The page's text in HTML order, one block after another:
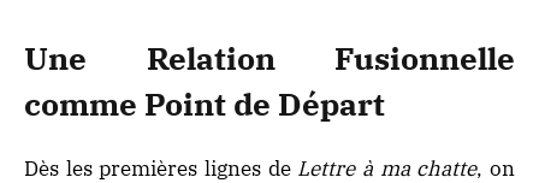
Une Relation Fusionnelle
comme Point de Départ
Dès les premières lignes de Lettre à ma chatte, on